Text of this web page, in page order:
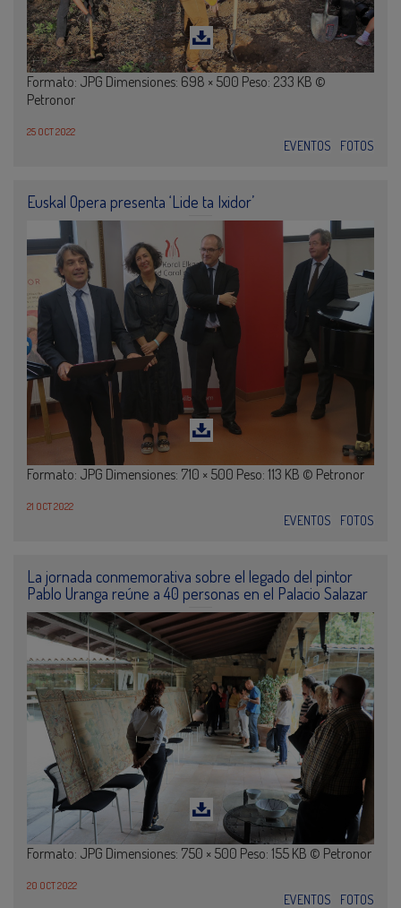
Formato: JPG Dimensiones: 698 × 500 Peso: 233 KB ©
Petronor
25 OCT 2022
EVENTOS FOTOS
Euskal Opera presenta ‘Lide ta Ixidor’
Formato: JPG Dimensiones: 710 × 500 Peso: 113 KB © Petronor
21 OCT 2022
EVENTOS FOTOS
La jornada conmemorativa sobre el legado del pintor
Pablo Uranga reúne a 40 personas en el Palacio Salazar
Formato: JPG Dimensiones: 750 × 500 Peso: 155 KB © Petronor
20 OCT 2022
EVENTOS FOTOS